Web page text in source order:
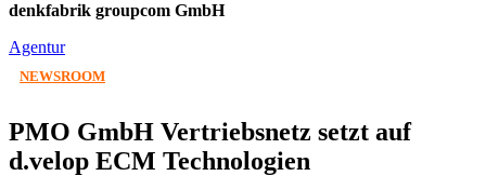
denkfabrik groupcom GmbH
Agentur
NEWSROOM
PMO GmbH Vertriebsnetz setzt auf
d.velop ECM Technologien